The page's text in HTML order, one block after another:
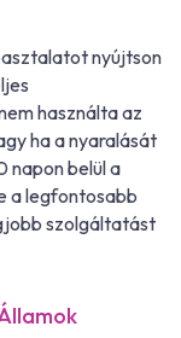
nyújtson
használta az
ha a nyaralását
napon belül a
a legfontosabb
szolgáltatást